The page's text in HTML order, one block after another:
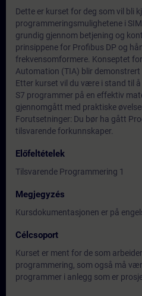
Dette er kurset for deg som vil bli
programmeringsmulighetene i
grundig gjennom betjening og
prinsippene for Profibus DP og
frekvensomformere. Konseptet
Automation (TIA) blir demonstrert
Etter kurset vil du være i stand til
S7 programmer på en effektiv
gjennomgått med praktiske
Forutsetninger: Du bør ha gått
tilsvarende forkunnskaper.
Előfeltételek
Tilsvarende Programmering 1
Megjegyzés
Kursdokumentasjonen er på
Célcsoport
Kurset er ment for de som
programmering, som også må
programmer i anlegg som er